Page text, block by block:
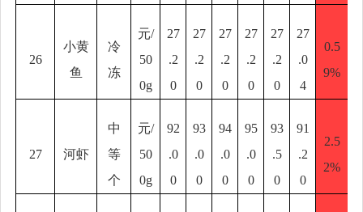
26
小黄
鱼
冷
冻
元/
50
0g
27
.2
0
27
.2
0
27
.2
0
27
.2
0
27
.2
0
27
.0
4
0.5
9%
27 河虾
中
等
个
元/
50
0g
92
.0
0
93
.0
0
94
.0
0
95
.0
0
93
.5
0
91
.2
0
2.5
2%